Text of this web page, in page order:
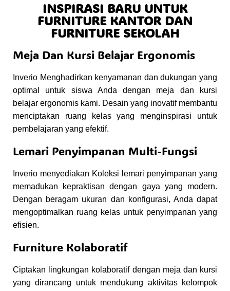
INSPIRASI BARU UNTUK
FURNITURE KANTOR DAN
FURNITURE SEKOLAH
Meja Dan Kursi Belajar Ergonomis
Inverio Menghadirkan kenyamanan dan dukungan yang
optimal untuk siswa Anda dengan meja dan kursi
belajar ergonomis kami. Desain yang inovatif membantu
menciptakan ruang kelas yang menginspirasi untuk
pembelajaran yang efektif.
Lemari Penyimpanan Multi-Fungsi
Inverio menyediakan Koleksi lemari penyimpanan yang
memadukan kepraktisan dengan gaya yang modern.
Dengan beragam ukuran dan konfigurasi, Anda dapat
mengoptimalkan ruang kelas untuk penyimpanan yang
efisien.
Furniture Kolaboratif
Ciptakan lingkungan kolaboratif dengan meja dan kursi
yang dirancang untuk mendukung aktivitas kelompok